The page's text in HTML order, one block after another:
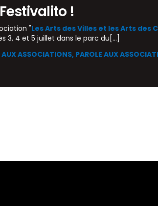
!
"Les Arts des Villes et les Arts des
3, 4 et 5 juillet dans le parc du[...]
AUX ASSOCIATIONS, PAROLE AUX